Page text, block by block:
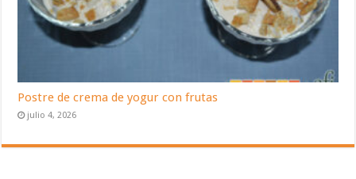
Postre de crema de yogur con frutas
julio 4, 2026